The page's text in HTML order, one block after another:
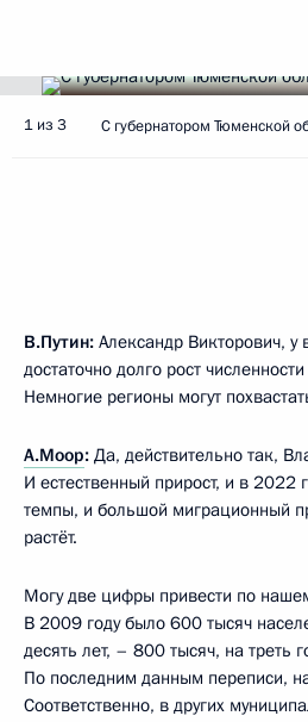
1 из 3 С губернатором Тюменской
В.Путин: Александр Викторович, у
достаточно долго рост
Немногие регионы могут
А.Моор: Да, действительно так,
И естественный прирост, и в 2022
темпы, и большой миграционный
растёт.
Могу две цифры привести по
В 2009 году было 600 тысяч
десять лет, – 800 тысяч, на треть
По последним данным переписи,
Соответственно, в других